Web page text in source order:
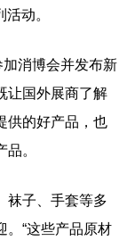
动。
消博会并发布新
让国外展商了解
供的好产品，也
。
子、手套等多
。“这些产品原材